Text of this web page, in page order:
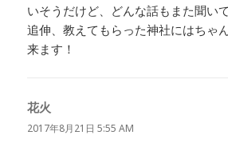
いそうだけど、どんな話もまた聞い
追伸、教えてもらった神社にはちゃ
来ます！
花火
り:
2017年8月21日 5:55 AM